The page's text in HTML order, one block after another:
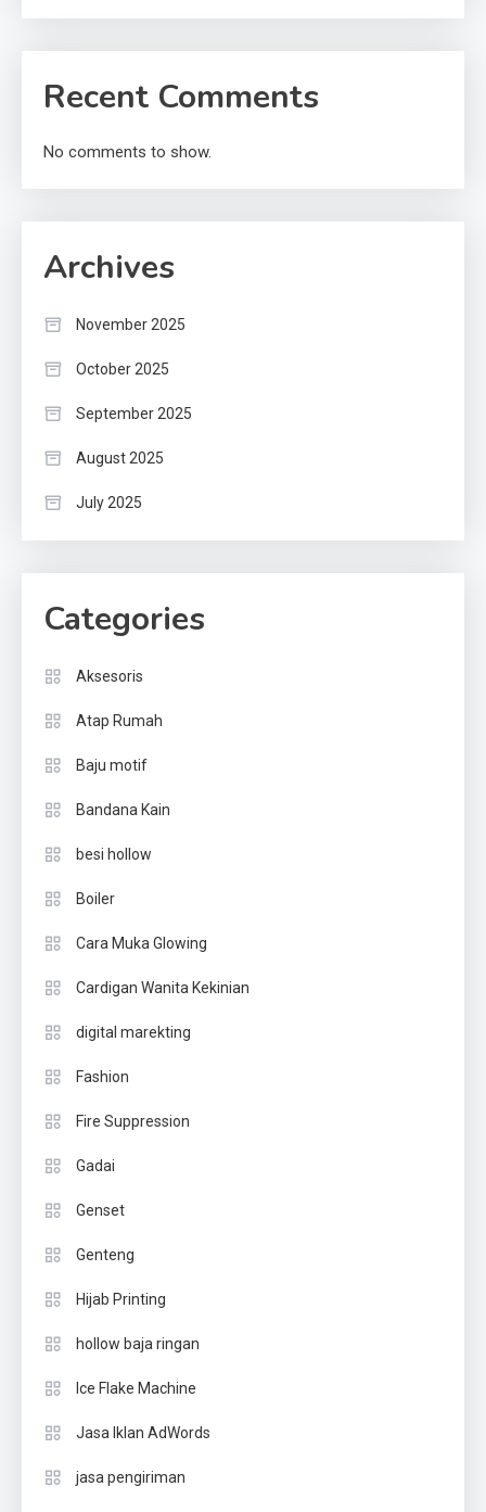
Recent Comments
No comments to show.
Archives
November 2025
October 2025
September 2025
August 2025
July 2025
Categories
Aksesoris
Atap Rumah
Baju motif
Bandana Kain
besi hollow
Boiler
Cara Muka Glowing
Cardigan Wanita Kekinian
digital marekting
Fashion
Fire Suppression
Gadai
Genset
Genteng
Hijab Printing
hollow baja ringan
Ice Flake Machine
Jasa Iklan AdWords
jasa pengiriman